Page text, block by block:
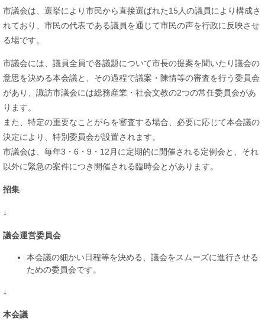
市議会は、選挙により市民から直接選ばれた15人の議員により構成さ
れており、市民の代表である議員を通じて市民の声を行政に反映させ
る場です。
市議会には、議員全員で各議題について市長の提案を聞いたり議会の
意思を決める本会議と、その過程で議案・陳情等の審査を行う委員会
があり、諏訪市議会には総務産業・社会文教の2つの常任委員会があ
ります。
また、特定の重要なことがらを審査する場合、必要に応じて本会議の
決定により、特別委員会が設置されます。
市議会は、毎年3・6・9・12月に定期的に開催される定例会と、それ
以外に緊急の案件につき開催される臨時会とがあります。
招集
↓
議会運営委員会
​本会議の細かい日程等を決める、議会をスムーズに進行させる
ための委員会です。
↓
本会議